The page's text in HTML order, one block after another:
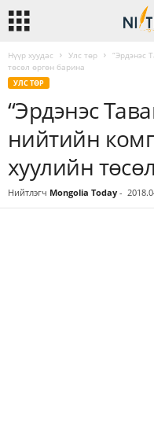
Нүүр хуудас Улс төр
“Эрдэнэс
төсөл өргөн барина
УЛС ТӨР
“Эрдэнэс
нийтийн
хуулийн
Нийтлэгч Mongolia Today -